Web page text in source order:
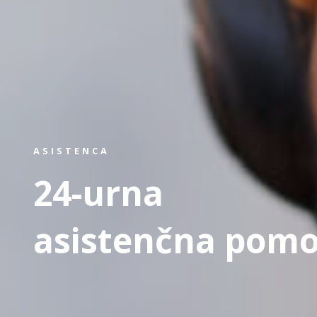
ASISTENCA
24-urna
asistenčna